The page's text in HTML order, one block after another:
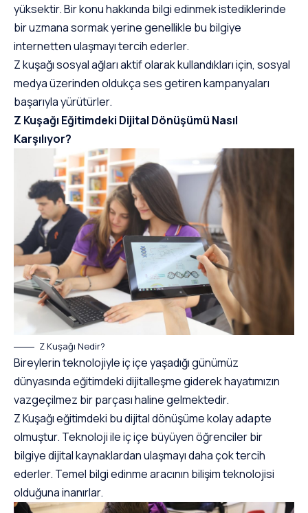
yüksektir. Bir konu hakkında bilgi edinmek istediklerinde
bir uzmana sormak yerine genellikle bu bilgiye
internetten ulaşmayı tercih ederler.
Z kuşağı sosyal ağları aktif olarak kullandıkları için, sosyal
medya üzerinden oldukça ses getiren kampanyaları
başarıyla yürütürler.
Z Kuşağı Eğitimdeki Dijital Dönüşümü Nasıl
Karşılıyor?
Z Kuşağı Nedir?
Bireylerin teknolojiyle iç içe yaşadığı günümüz
dünyasında eğitimdeki dijitalleşme giderek hayatımızın
vazgeçilmez bir parçası haline gelmektedir.
Z Kuşağı eğitimdeki bu dijital dönüşüme kolay adapte
olmuştur. Teknoloji ile iç içe büyüyen öğrenciler bir
bilgiye dijital kaynaklardan ulaşmayı daha çok tercih
ederler. Temel bilgi edinme aracının bilişim teknolojisi
olduğuna inanırlar.